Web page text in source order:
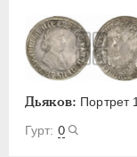
Дьяков: Портрет
0